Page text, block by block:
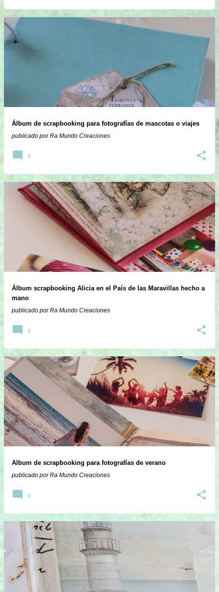
Álbum de scrapbooking para fotografías de mascotas o viajes
publicado porRa Mundo Creaciones
0
Álbum scrapbooking Alicia en el País de las Maravillas hecho a
mano
publicado porRa Mundo Creaciones
0
Album de scrapbooking para fotografías de verano
publicado porRa Mundo Creaciones
0